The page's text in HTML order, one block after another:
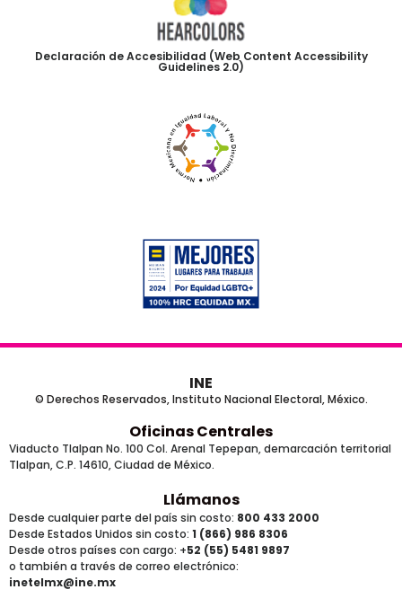
Declaración de Accesibilidad (Web Content Accessibility
Guidelines 2.0)
INE
© Derechos Reservados, Instituto Nacional Electoral, México.
Oficinas Centrales
Viaducto Tlalpan No. 100 Col. Arenal Tepepan, demarcación territorial
Tlalpan, C.P. 14610, Ciudad de México.
Llámanos
Desde cualquier parte del país sin costo: 800 433 2000
Desde Estados Unidos sin costo: 1 (866) 986 8306
Desde otros países con cargo: +52 (55) 5481 9897
o también a través de correo electrónico:
inetelmx@ine.mx